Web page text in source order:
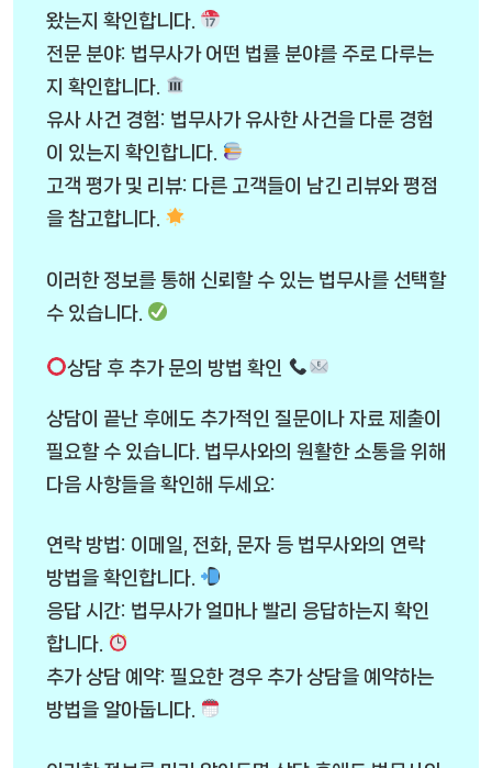
왔는지 확인합니다.
전문 분야: 법무사가 어떤 법률 분야를 주로 다루는
지 확인합니다.
유사 사건 경험: 법무사가 유사한 사건을 다룬 경험
이 있는지 확인합니다.
고객 평가 및 리뷰: 다른 고객들이 남긴 리뷰와 평점
을 참고합니다.
이러한 정보를 통해 신뢰할 수 있는 법무사를 선택할
수 있습니다.
상담 후 추가 문의 방법 확인
상담이 끝난 후에도 추가적인 질문이나 자료 제출이
필요할 수 있습니다. 법무사와의 원활한 소통을 위해
다음 사항들을 확인해 두세요:
연락 방법: 이메일, 전화, 문자 등 법무사와의 연락
방법을 확인합니다.
응답 시간: 법무사가 얼마나 빨리 응답하는지 확인
합니다.
추가 상담 예약: 필요한 경우 추가 상담을 예약하는
방법을 알아둡니다.